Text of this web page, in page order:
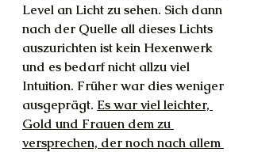
Level an Licht zu sehen. Sich dann
nach der Quelle all dieses Lichts
auszurichten ist kein Hexenwerk
und es bedarf nicht allzu viel
Intuition. Früher war dies weniger
ausgeprägt. Es war viel leichter,
Gold und Frauen dem zu
versprechen, der noch nach allem